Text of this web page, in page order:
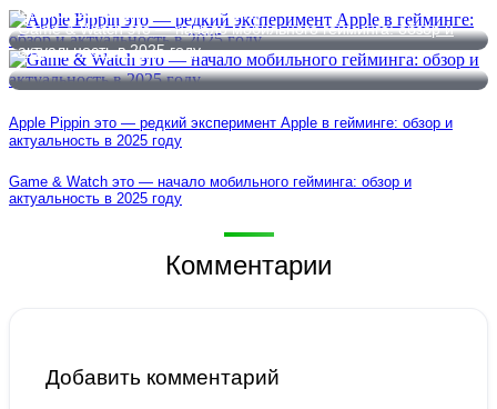
обзор и актуальность в 2025 году
Game & Watch это — начало мобильного гейминга: обзор и
актуальность в 2025 году
Apple Pippin это — редкий эксперимент Apple в гейминге: обзор и
актуальность в 2025 году
Game & Watch это — начало мобильного гейминга: обзор и
актуальность в 2025 году
Комментарии
Добавить комментарий